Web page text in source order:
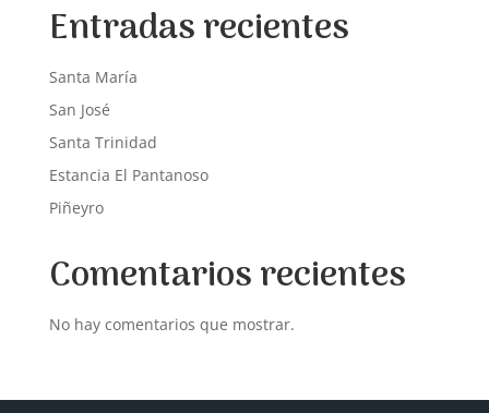
Entradas recientes
Santa María
San José
Santa Trinidad
Estancia El Pantanoso
Piñeyro
Comentarios recientes
No hay comentarios que mostrar.